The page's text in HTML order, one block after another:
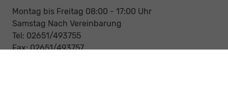
Montag bis Freitag 08:00 - 17:00 Uhr
Samstag Nach Vereinbarung
Tel: 02651/493755
Fax: 02651/493757